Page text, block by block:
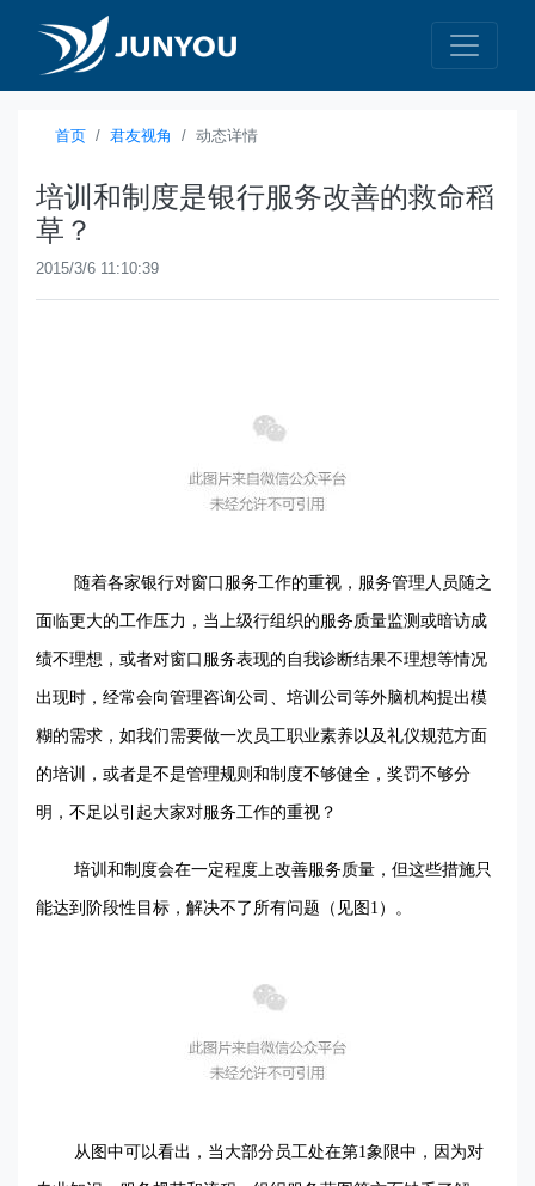
首页 君友视角 动态详情
培训和制度是银行服务改善的救命稻
草？
2015/3/6 11:10:39
随着各家银行对窗口服务工作的重视，服务管理人员随之
面临更大的工作压力，当上级行组织的服务质量监测或暗访成
绩不理想，或者对窗口服务表现的自我诊断结果不理想等情况
出现时，经常会向管理咨询公司、培训公司等外脑机构提出模
糊的需求，如我们需要做一次员工职业素养以及礼仪规范方面
的培训，或者是不是管理规则和制度不够健全，奖罚不够分
明，不足以引起大家对服务工作的重视？
培训和制度会在一定程度上改善服务质量，但这些措施只
能达到阶段性目标，解决不了所有问题（见图1）。
从图中可以看出，当大部分员工处在第1象限中，因为对